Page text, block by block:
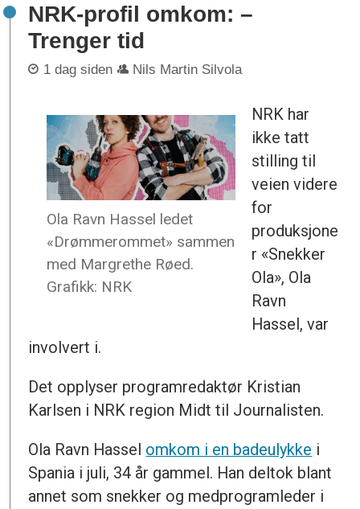
NRK-profil omkom: –
Trenger tid
1 dag siden Nils Martin Silvola
Ola Ravn Hassel ledet
«Drømmerommet» sammen
med Margrethe Røed.
Grafikk: NRK
NRK har
ikke tatt
stilling til
veien videre
for
produksjone
r «Snekker
Ola», Ola
Ravn
Hassel, var
involvert i.
Det opplyser programredaktør Kristian
Karlsen i NRK region Midt til Journalisten.
Ola Ravn Hassel omkom i en badeulykke i
Spania i juli, 34 år gammel. Han deltok blant
annet som snekker og medprogramleder i